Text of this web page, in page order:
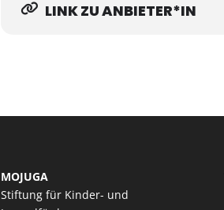
LINK ZU ANBIETER*IN
MOJUGA
Stiftung für Kinder- und